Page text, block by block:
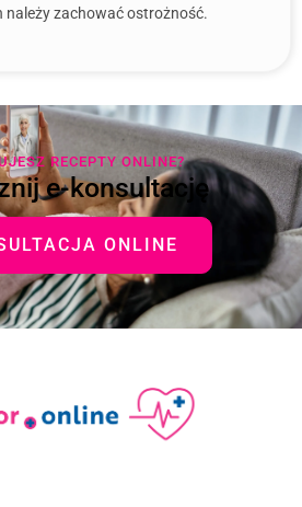
należy zachować ostrożność.
RECEPTY ONLINE?
e-konsultację
ONLINE